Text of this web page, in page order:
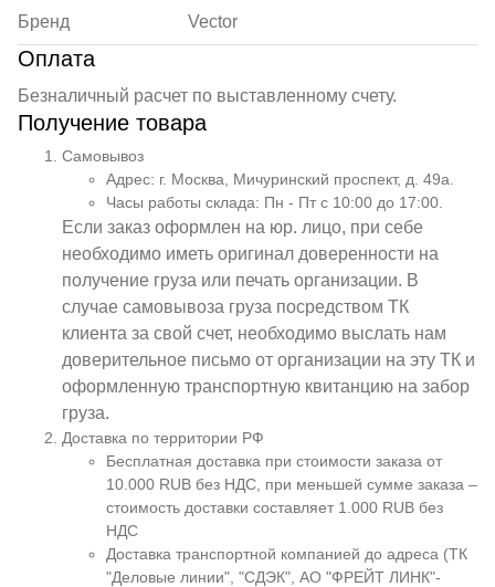
Бренд Vector
Оплата
Безналичный расчет по выставленному счету.
Получение товара
Самовывоз
Адрес: г. Москва, Мичуринский проспект, д. 49а.
Часы работы склада: Пн - Пт с 10:00 до 17:00.
Если заказ оформлен на юр. лицо, при себе
необходимо иметь оригинал доверенности на
получение груза или печать организации. В
случае самовывоза груза посредством ТК
клиента за свой счет, необходимо выслать нам
доверительное письмо от организации на эту ТК и
оформленную транспортную квитанцию на забор
груза.
Доставка по территории РФ
Бесплатная доставка при стоимости заказа от
10.000 RUB без НДС, при меньшей сумме заказа –
стоимость доставки составляет 1.000 RUB без
НДС
Доставка транспортной компанией до адреса (ТК
"Деловые линии", "СДЭК", АО "ФРЕЙТ ЛИНК"-